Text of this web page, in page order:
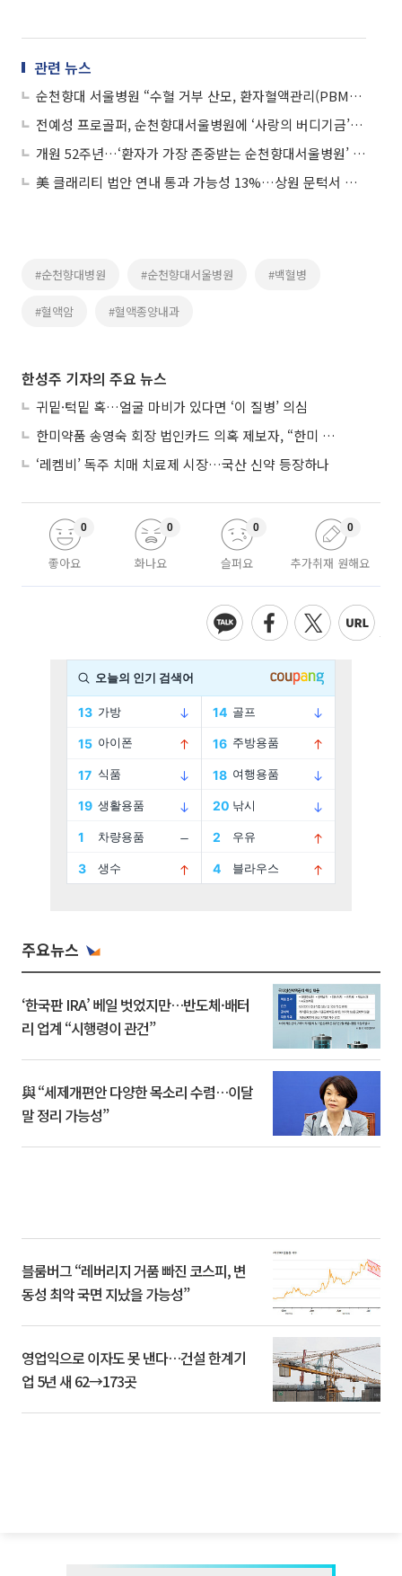
관련 뉴스
순천향대 서울병원 “수혈 거부 산모, 환자혈액관리(PBM)로 안전하게 출산”
전예성 프로골퍼, 순천향대서울병원에 ‘사랑의 버디기금’ 기부
개원 52주년…‘환자가 가장 존중받는 순천향대서울병원’ 다짐
美 클래리티 법안 연내 통과 가능성 13%…상원 문턱서 제동
#순천향대병원 #순천향대서울병원 #백혈병
#혈액암 #혈액종양내과
한성주 기자의 주요 뉴스
귀밑·턱밑 혹…얼굴 마비가 있다면 ‘이 질병’ 의심
한미약품 송영숙 회장 법인카드 의혹 제보자, “한미 잘 되기 바라는 마음”
‘레켐비’ 독주 치매 치료제 시장…국산 신약 등장하나
좋아요
0
화나요
0
슬퍼요
0
추가취재 원해요
0
주요뉴스
‘한국판 IRA’ 베일 벗었지만…반도체·배터
리 업계 “시행령이 관건”
與 “세제개편안 다양한 목소리 수렴…이달
말 정리 가능성”
블룸버그 “레버리지 거품 빠진 코스피, 변
동성 최악 국면 지났을 가능성”
영업익으로 이자도 못 낸다…건설 한계기
업 5년 새 62→173곳